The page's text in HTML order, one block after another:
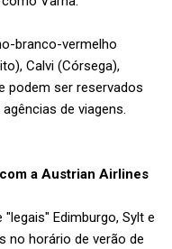
branco-vermelho
Calvi (Córsega),
podem ser reservados
de viagens.
a Austrian Airlines
Edimburgo, Sylt e
no horário de verão de